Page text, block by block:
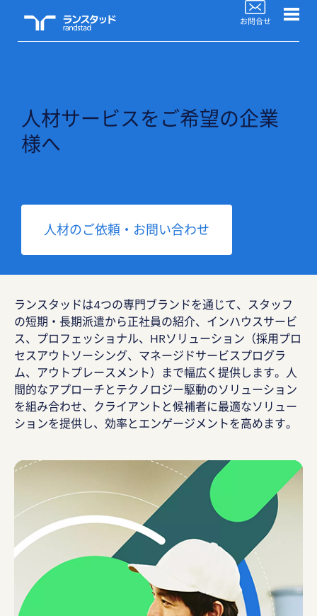
人材サービスをご希望の企業
様へ
人材のご依頼・お問い合わせ
ランスタッドは4つの専門ブランドを通じて、スタッフ
の短期・長期派遣から正社員の紹介、インハウスサービ
ス、プロフェッショナル、HRソリューション（採用プロ
セスアウトソーシング、マネージドサービスプログラ
ム、アウトプレースメント）まで幅広く提供します。人
間的なアプローチとテクノロジー駆動のソリューション
を組み合わせ、クライアントと候補者に最適なソリュー
ションを提供し、効率とエンゲージメントを高めます。
WorkforceBiz
セミナー情報